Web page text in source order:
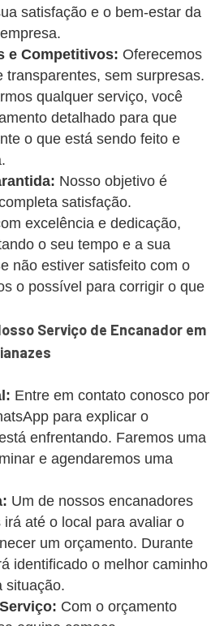
satisfação e o bem-estar da
e Competitivos: Oferecemos
transparentes, sem surpresas.
qualquer serviço, você
detalhado para que
o que está sendo feito e
Nosso objetivo é
satisfação.
excelência e dedicação,
o seu tempo e a sua
não estiver satisfeito com o
o possível para corrigir o que
Serviço de Encanador em
Entre em contato conosco por
para explicar o
enfrentando. Faremos uma
e agendaremos uma
Um de nossos encanadores
até o local para avaliar o
um orçamento. Durante
identificado o melhor caminho
situação.
Com o orçamento